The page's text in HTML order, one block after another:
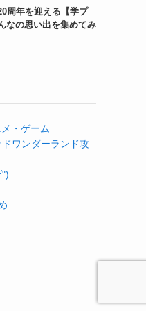
周年を迎える【学プ
なの思い出を集めてみ
・ゲーム
ワンダーランド攻